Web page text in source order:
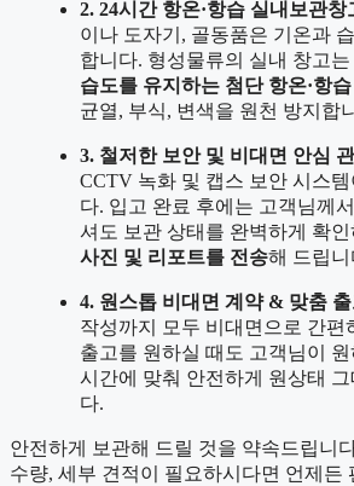
2. 24시간 항온·항습 실내보관창
이나 도자기, 골동품은 기온과
합니다. 형성물류의 실내 창고는
습도를 유지하는 첨단 항온·항
균열, 부식, 변색을 원천 방지합
3. 철저한 보안 및 비대면 안심
CCTV 녹화 및 캡스 보안 시스템
다. 입고 완료 후에는 고객님께
셔도 보관 상태를 완벽하게 확
사진 및 리포트를 전송해 드립니
4. 원스톱 비대면 계약 & 맞춤 출
작성까지 모두 비대면으로 간편
출고를 원하실 때도 고객님이
시간에 맞춰 안전하게 원상태 그
다.
안전하게 보관해 드릴 것을 약속드립니
수량, 세부 견적이 필요하시다면 언제든